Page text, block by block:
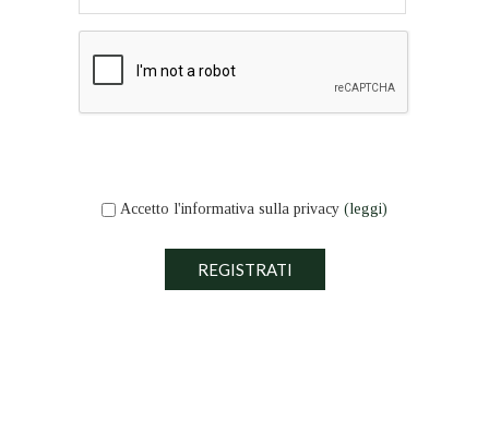
Accetto l'informativa sulla privacy (leggi)